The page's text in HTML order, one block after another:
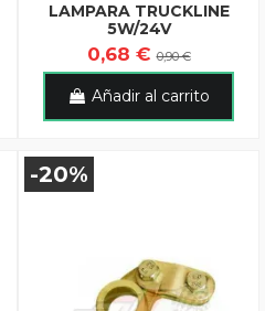
LAMPARA TRUCKLINE
5W/24V
0,68 €0,90 €
Añadir al carrito
-20%